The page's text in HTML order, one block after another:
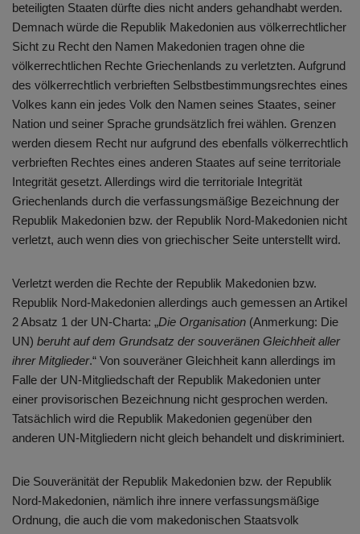
beteiligten Staaten dürfte dies nicht anders gehandhabt werden.
Demnach würde die Republik Makedonien aus völkerrechtlicher
Sicht zu Recht den Namen Makedonien tragen ohne die
völkerrechtlichen Rechte Griechenlands zu verletzten. Aufgrund
des völkerrechtlich verbrieften Selbstbestimmungsrechtes eines
Volkes kann ein jedes Volk den Namen seines Staates, seiner
Nation und seiner Sprache grundsätzlich frei wählen. Grenzen
werden diesem Recht nur aufgrund des ebenfalls völkerrechtlich
verbrieften Rechtes eines anderen Staates auf seine territoriale
Integrität gesetzt. Allerdings wird die territoriale Integrität
Griechenlands durch die verfassungsmäßige Bezeichnung der
Republik Makedonien bzw. der Republik Nord-Makedonien nicht
verletzt, auch wenn dies von griechischer Seite unterstellt wird.
Verletzt werden die Rechte der Republik Makedonien bzw.
Republik Nord-Makedonien allerdings auch gemessen an Artikel
2 Absatz 1 der UN-Charta: „Die Organisation (Anmerkung: Die
UN) beruht auf dem Grundsatz der souveränen Gleichheit aller
ihrer Mitglieder.“ Von souveräner Gleichheit kann allerdings im
Falle der UN-Mitgliedschaft der Republik Makedonien unter
einer provisorischen Bezeichnung nicht gesprochen werden.
Tatsächlich wird die Republik Makedonien gegenüber den
anderen UN-Mitgliedern nicht gleich behandelt und diskriminiert.
Die Souveränität der Republik Makedonien bzw. der Republik
Nord-Makedonien, nämlich ihre innere verfassungsmäßige
Ordnung, die auch die vom makedonischen Staatsvolk